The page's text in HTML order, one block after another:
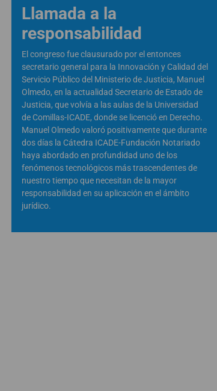
Llamada a la
responsabilidad
El congreso fue clausurado por el entonces
secretario general para la Innovación y Calidad del
Servicio Público del Ministerio de Justicia, Manuel
Olmedo, en la actualidad Secretario de Estado de
Justicia, que volvía a las aulas de la Universidad
de Comillas-ICADE, donde se licenció en Derecho.
Manuel Olmedo valoró positivamente que durante
dos días la Cátedra ICADE-Fundación Notariado
haya abordado en profundidad uno de los
fenómenos tecnológicos más trascendentes de
nuestro tiempo que necesitan de la mayor
responsabilidad en su aplicación en el ámbito
jurídico.